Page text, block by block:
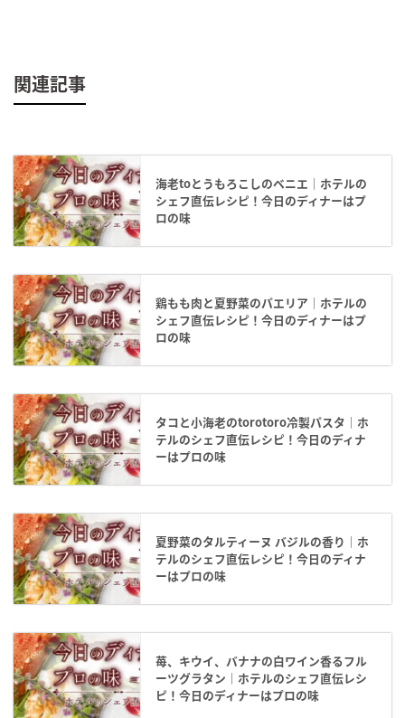
関連記事
海老toとうもろこしのベニエ｜ホテルの
シェフ直伝レシピ！今日のディナーはプ
ロの味
鶏もも肉と夏野菜のパエリア｜ホテルの
シェフ直伝レシピ！今日のディナーはプ
ロの味
タコと小海老のtorotoro冷製パスタ｜ホ
テルのシェフ直伝レシピ！今日のディナ
ーはプロの味
夏野菜のタルティーヌ バジルの香り｜ホ
テルのシェフ直伝レシピ！今日のディナ
ーはプロの味
苺、キウイ、バナナの白ワイン香るフル
ーツグラタン｜ホテルのシェフ直伝レシ
ピ！今日のディナーはプロの味